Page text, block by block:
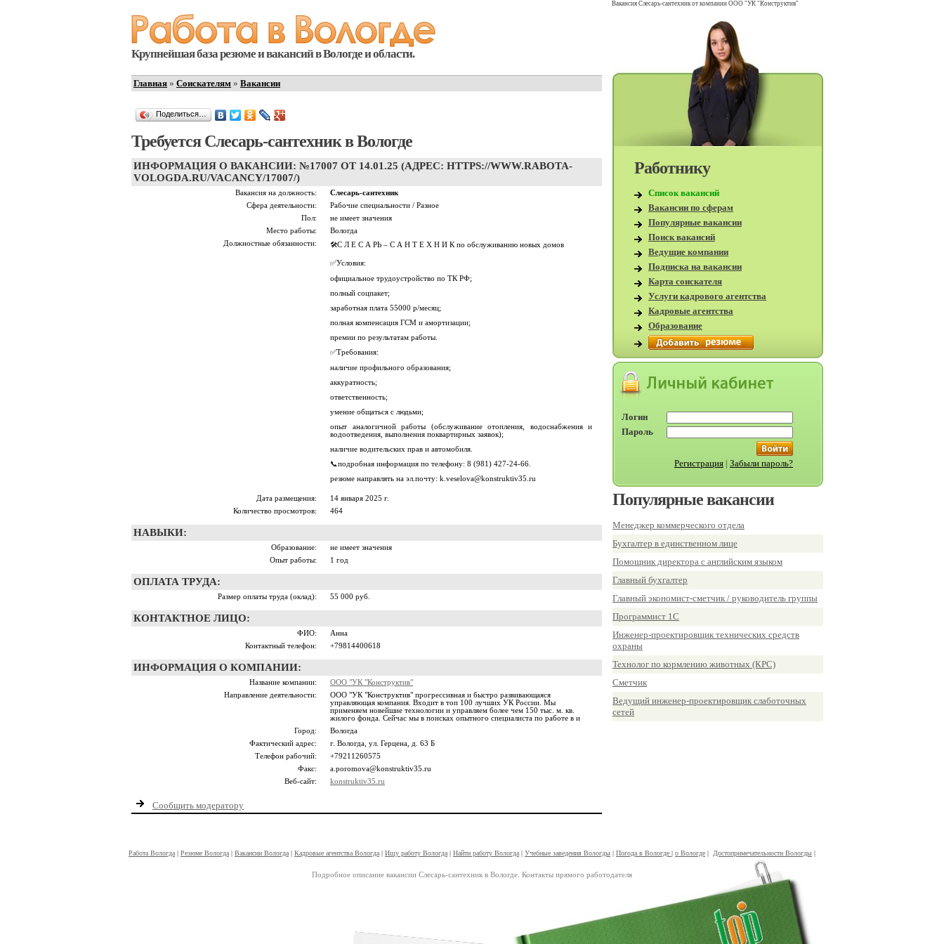
Вакансия Слесарь-сантехник от компании ООО "УК "Конструктив"
Крупнейшая база резюме и вакансий в Вологде и области.
Главная » Соискателям » Вакансии
Поделиться…
Требуется Слесарь-сантехник в Вологде
ИНФОРМАЦИЯ О ВАКАНСИИ: №17007 ОТ 14.01.25 (АДРЕС: HTTPS://WWW.RABOTA-
VOLOGDA.RU/VACANCY/17007/)
Вакансия на должность:
Слесарь-сантехник
Сфера деятельности:
Рабочие специальности / Разное
Пол:
не имеет значения
Место работы:
Вологда
Должностные обязанности:
🛠️С Л Е С А РЬ – С А Н Т Е Х Н И К по обслуживанию новых домов
✅Условия:
официальное трудоустройство по ТК РФ;
полный соцпакет;
заработная плата 55000 р/месяц;
полная компенсация ГСМ и амортизации;
премии по результатам работы.
✅Требования:
наличие профильного образования;
аккуратность;
ответственность;
умение общаться с людьми;
опыт аналогичной работы (обслуживание отопления, водоснабжения и
водоотведения, выполнения поквартирных заявок);
наличие водительских прав и автомобиля.
📞подробная информация по телефону: 8 (981) 427-24-66.
резюме направлять на эл.почту: k.veselova@konstruktiv35.ru
Дата размещения:
14 января 2025 г.
Количество просмотров:
464
НАВЫКИ:
Образование:
не имеет значения
Опыт работы:
1 год
ОПЛАТА ТРУДА:
Размер оплаты труда (оклад): 55 000 руб.
КОНТАКТНОЕ ЛИЦО:
ФИО:
Анна
Контактный телефон:
+79814400618
ИНФОРМАЦИЯ О КОМПАНИИ:
Название компании:
ООО "УК "Конструктив"
Направление деятельности:
ООО "УК "Конструктив" прогрессивная и быстро развивающаяся
управляющая компания. Входит в топ 100 лучших УК России. Мы
применяем новейшие технологии и управляем более чем 150 тыс. м. кв.
жилого фонда. Сейчас мы в поисках опытного специалиста по работе в и
Город:
Вологда
Фактический адрес:
г. Вологда, ул. Герцена, д. 63 Б
Телефон рабочий:
+79211260575
Факс:
a.poromova@konstruktiv35.ru
Веб-сайт:
konstruktiv35.ru
Сообщить модератору
Работнику
Список вакансий
Вакансии по сферам
Популярные вакансии
Поиск вакансий
Ведущие компании
Подписка на вакансии
Карта соискателя
Услуги кадрового агентства
Кадровые агентства
Образование
Логин
Пароль
Регистрация | Забыли пароль?
Популярные вакансии
Менеджер коммерческого отдела
Бухгалтер в единственном лице
Помощник директора с английским языком
Главный бухгалтер
Главный экономист-сметчик / руководитель группы
Программист 1С
Инженер-проектировщик технических средств
охраны
Технолог по кормлению животных (КРС)
Сметчик
Ведущий инженер-проектировщик слаботочных
сетей
Работа Вологда | Резюме Вологда | Вакансии Вологда | Кадровые агентства Вологда | Ищу работу Вологда | Найти работу Вологда | Учебные заведения Вологды | Погода в Вологде | о Вологде | Достопримечательности Вологды |
Подробное описание вакансии Слесарь-сантехник в Вологде. Контакты прямого работодателя